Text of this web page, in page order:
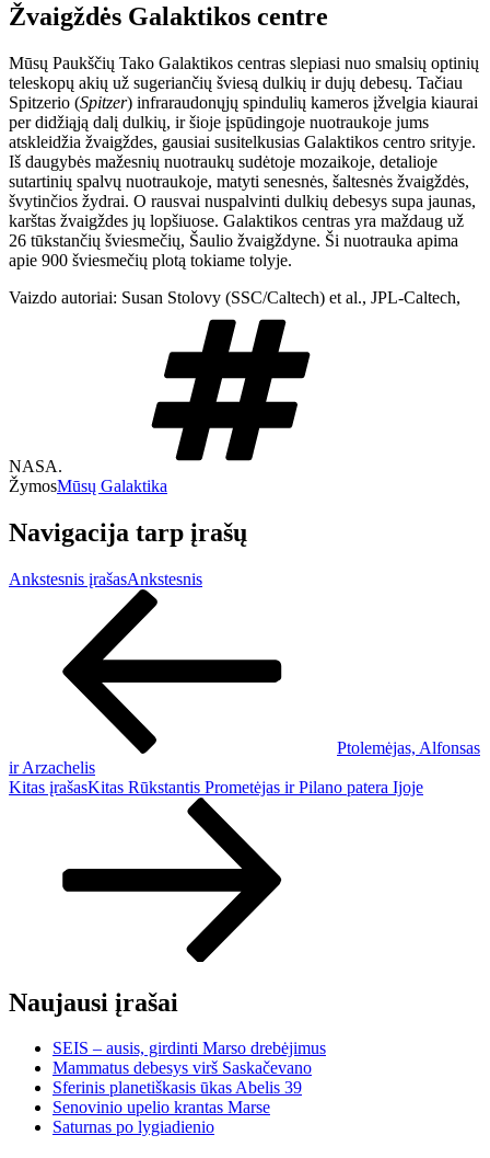
Žvaigždės Galaktikos centre
Mūsų Paukščių Tako Galaktikos centras slepiasi nuo smalsių optinių
teleskopų akių už sugeriančių šviesą dulkių ir dujų debesų. Tačiau
Spitzerio (Spitzer) infraraudonųjų spindulių kameros įžvelgia kiaurai
per didžiąją dalį dulkių, ir šioje įspūdingoje nuotraukoje jums
atskleidžia žvaigždes, gausiai susitelkusias Galaktikos centro srityje.
Iš daugybės mažesnių nuotraukų sudėtoje mozaikoje, detalioje
sutartinių spalvų nuotraukoje, matyti senesnės, šaltesnės žvaigždės,
švytinčios žydrai. O rausvai nuspalvinti dulkių debesys supa jaunas,
karštas žvaigždes jų lopšiuose. Galaktikos centras yra maždaug už
26 tūkstančių šviesmečių, Šaulio žvaigždyne. Ši nuotrauka apima
apie 900 šviesmečių plotą tokiame tolyje.
Vaizdo autoriai: Susan Stolovy (SSC/Caltech) et al., JPL-Caltech,
NASA.
ŽymosMūsų Galaktika
Navigacija tarp įrašų
Ankstesnis įrašasAnkstesnis
Ptolemėjas, Alfonsas
ir Arzachelis
Kitas įrašasKitas Rūkstantis Prometėjas ir Pilano patera Ijoje
Naujausi įrašai
SEIS – ausis, girdinti Marso drebėjimus
Mammatus debesys virš Saskačevano
Sferinis planetiškasis ūkas Abelis 39
Senovinio upelio krantas Marse
Saturnas po lygiadienio